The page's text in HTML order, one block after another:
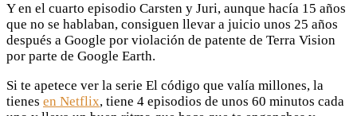
Y en el cuarto episodio Carsten y Juri, aunque hacía 15 años
que no se hablaban, consiguen llevar a juicio unos 25 años
después a Google por violación de patente de Terra Vision
por parte de Google Earth.
Si te apetece ver la serie El código que valía millones, la
tienes en Netflix, tiene 4 episodios de unos 60 minutos cada